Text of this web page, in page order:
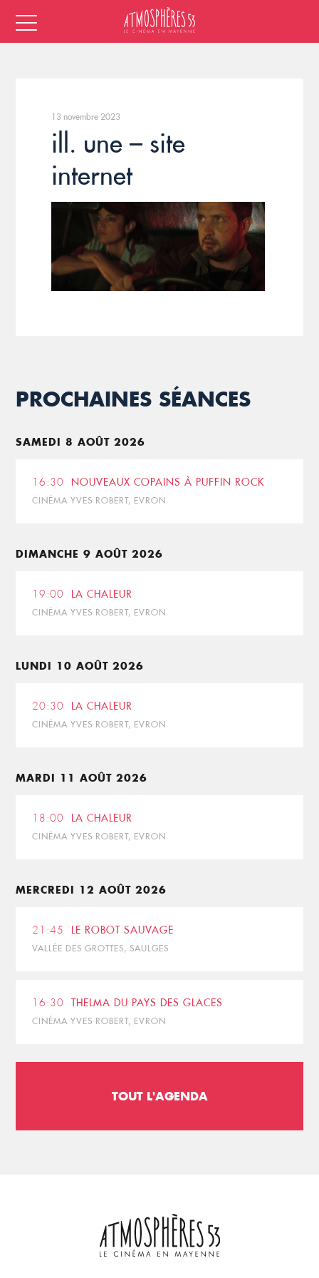
13 novembre 2023
ill. une – site
internet
PROCHAINES SÉANCES
SAMEDI 8 AOÛT 2026
16:30 NOUVEAUX COPAINS À PUFFIN ROCK
CINÉMA YVES ROBERT, EVRON
DIMANCHE 9 AOÛT 2026
19:00 LA CHALEUR
CINÉMA YVES ROBERT, EVRON
LUNDI 10 AOÛT 2026
20:30 LA CHALEUR
CINÉMA YVES ROBERT, EVRON
MARDI 11 AOÛT 2026
18:00 LA CHALEUR
CINÉMA YVES ROBERT, EVRON
MERCREDI 12 AOÛT 2026
21:45 LE ROBOT SAUVAGE
VALLÉE DES GROTTES, SAULGES
16:30 THELMA DU PAYS DES GLACES
CINÉMA YVES ROBERT, EVRON
TOUT L'AGENDA